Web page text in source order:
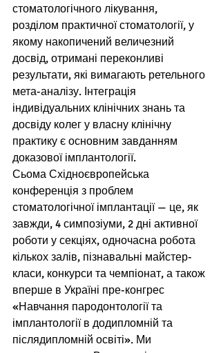
стоматологічного лікування,
розділом практичної стоматології, у
якому накопичений величезний
досвід, отримані переконливі
результати, які вимагають ретельного
мета-аналізу. Інтеграція
індивідуальних клінічних знань та
досвіду колег у власну клінічну
практику є основним завданням
доказової імплантології.
Сьома Східноєвропейська
конференція з проблем
стоматологічної імплантації — це, як
завжди, 4 симпозіуми, 2 дні активної
роботи у секціях, одночасна робота
кількох залів, пізнавальні майстер-
класи, конкурси та чемпіонат, а також
вперше в Україні пре-конгрес
«Навчання пародонтології та
імплантології в додипломній та
післядипломній освіті». Ми